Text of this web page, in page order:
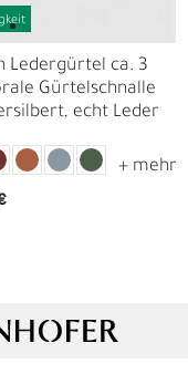
Ledergürtel ca. 3
Gürtelschnalle
echt Leder